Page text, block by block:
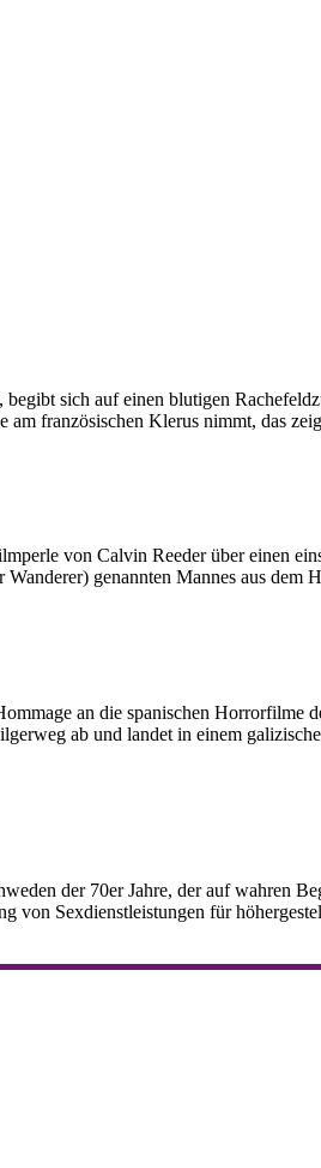
sich auf einen blutigen
französischen Klerus nimmt, das
von Calvin Reeder über einen
genannten Mannes aus
an die spanischen Horrorfilme
ab und landet in einem
der 70er Jahre, der auf wahren
von Sexdienstleistungen für